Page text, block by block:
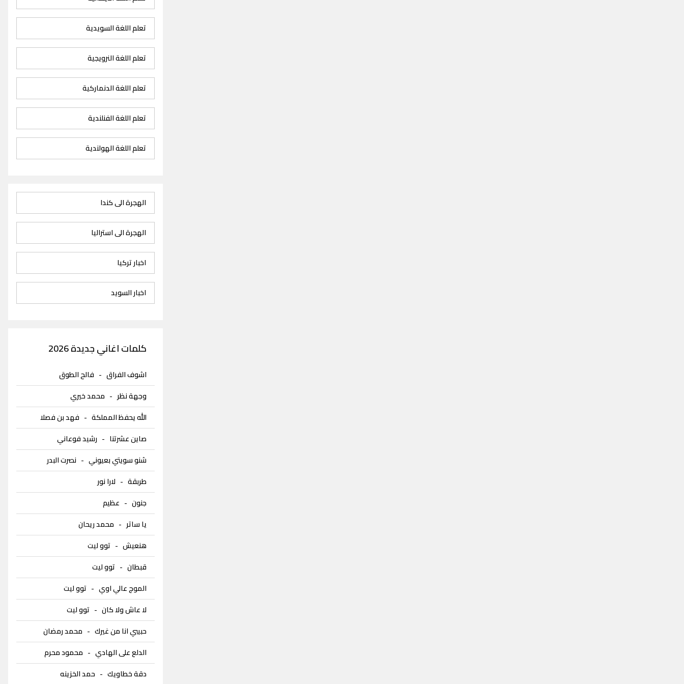
تعلم اللغة السويدية
تعلم اللغة النرويجية
تعلم اللغة الدنماركية
تعلم اللغة الفنلندية
تعلم اللغة الهولندية
الهجرة الى كندا
الهجرة الى استراليا
اخبار تركيا
اخبار السويد
كلمات اغاني جديدة 2026
اشوف الفراق- فالح الطوق
وجهة نظر - محمد خيري
الله يحفظ المملكة- فهد بن فصلا
صاين عشرتنا - رشيد فوعاني
شنو سويتي بعيوني- نصرت البدر
طربقة- لارا نور
جنون- عظيم
يا ساتر - محمد ريحان
هنعيش- توو ليت
قبطان- توو ليت
الموج عالي اوي- توو ليت
لا عاش ولا كان- توو ليت
حبيبي انا من غيرك- محمد رمضان
الدلع على الهادي- محمود محرم
دقة خطاويك- حمد الخزينه